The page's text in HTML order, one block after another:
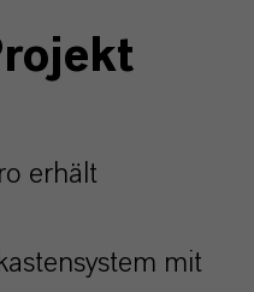
erhält
mit